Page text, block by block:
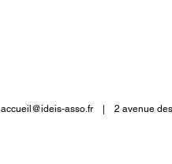
accueil@ideis-asso.fr| 2 avenue des